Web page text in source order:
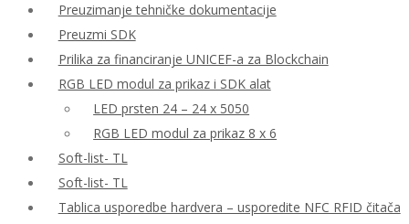
Preuzimanje tehničke dokumentacije
Preuzmi SDK
Prilika za financiranje UNICEF-a za Blockchain
RGB LED modul za prikaz i SDK alat
LED prsten 24 – 24 x 5050
RGB LED modul za prikaz 8 x 6
Soft-list- TL
Soft-list- TL
Tablica usporedbe hardvera – usporedite NFC RFID čitača